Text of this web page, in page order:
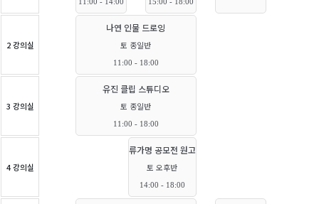
2 강의실
나연 인물 드로잉
토 종일반
11:00 - 18:00
3 강의실
유진 클립 스튜디오
토 종일반
11:00 - 18:00
4 강의실
류가명 공모전 원고
토 오후반
14:00 - 18:00